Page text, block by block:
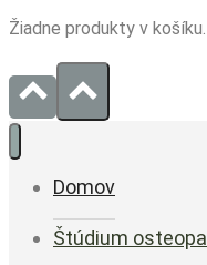
Žiadne produkty v košíku.
Domov
Štúdium